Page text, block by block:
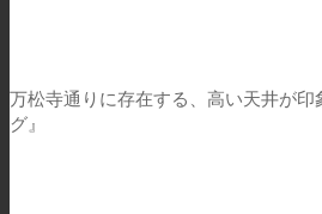
万松寺通りに存在する、高い天井が印
グ』